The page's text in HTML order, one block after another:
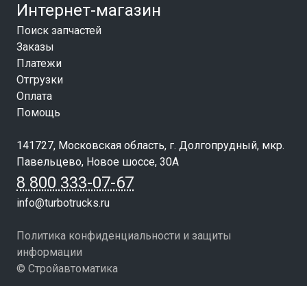
Интернет-магазин
Поиск запчастей
Заказы
Платежи
Отгрузки
Оплата
Помощь
141727, Московская область, г. Долгопрудный, мкр.
Павельцево, Новое шоссе, 30А
8 800 333-07-67
info@turbotrucks.ru
Политика конфиденциальности и защиты
информации
© Стройавтоматика